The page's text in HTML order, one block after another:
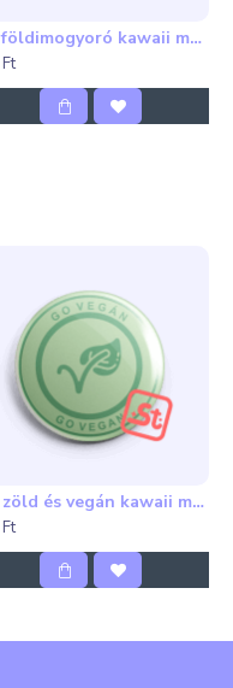
a valóságban
csomagolásról szóló
NO földimogyoró kawaii mentes mini kitűző
GO zöld és vegán kawaii mentes kitűző